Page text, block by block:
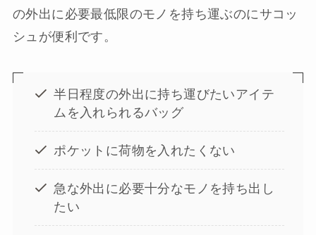
の外出に必要最低限のモノを持ち運ぶのにサコッ
シュが便利です。
半日程度の外出に持ち運びたいアイテ
ムを入れられるバッグ
ポケットに荷物を入れたくない
急な外出に必要十分なモノを持ち出し
たい